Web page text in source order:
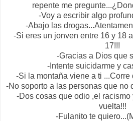
repente me
-Voy a escribir algo
-Abajo las
-Si eres un jonven entre 16 y 18
17!!!
-Gracias a Dios que
-Intente suicidarme y
-Si la montaña viene a ti ...Corre
-No soporto a las personas que no
-Dos cosas que odio ,el
vuelta!!!
-Fulanito te